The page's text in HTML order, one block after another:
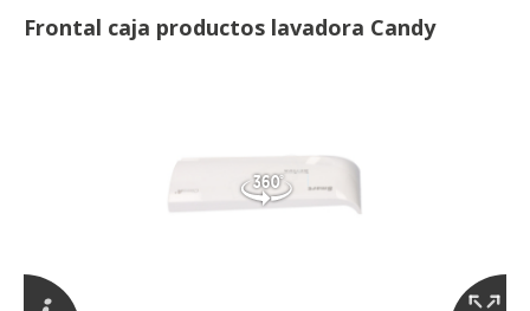
Frontal caja productos lavadora Candy